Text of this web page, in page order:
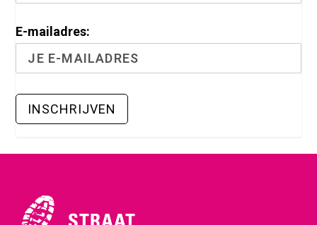
E-mailadres: